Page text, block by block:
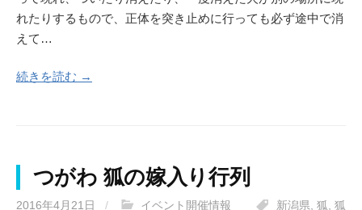
れたりするもので、正体を突き止めに行っても必ず途中で消
えて…
続きを読む →
つがわ 狐の嫁入り行列
2016年4月21日 / イベント開催情報 新潟県 狐
狐